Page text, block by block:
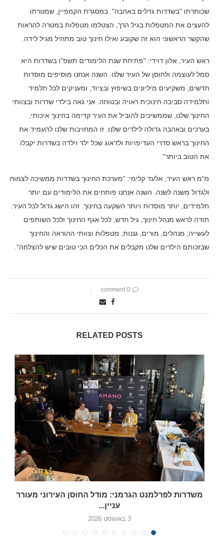
שכותרתו "בשדרות גדלים באהבה". במסגרת הקמפיין, שמטרתו
להעצים את המטפלות בגיל הרך, הצטלמו מטפלות במטרה להראות
שהקשר הראשוני הוא זה שקובע ואילו חינוך טוב מתחיל מגיל לידה.
ראש העיר, אלון דוידי: "פתיחת שנת הלימודים תשפ"ו בשדרות היא
סמל לעוצמה ולחוסן של העיר שלנו. השנה אנחנו מוסיפים מוסדות
חדשים, משקיעים מיליונים בשיפוץ ובציוד, ומעניקים לכל תלמיד
ותלמידה סביבה חינוכית ראויה ובטוחה. אני גאה בילדי שדרות ובצוותי
החינוך שלנו, שממשיכים להוביל את העיר קדימה בחינוך איכותי,
בערכים ובאהבה גדולה לילדים שלנו. זו המחויבות שלנו להעמיד את
החינוך בראש סדרי העדיפויות ולדאוג שכל ילד וילדה בשדרות יקבלו
את הטוב ביותר".
מ"מ ראש העיר, אלעד קלימי: "מערכת החינוך בשדרות ממשיכה לצמוח
ולגדול משנה לשנה. השנה אנחנו פותחים את הלימודים עם יותר
תלמידים, יותר מוסדות ויותר השקעה בחינוך. זהו הישג גדול לכל העיר.
תודה לראש מנהל חינוך, גיל חדש, לכל אגף החינוך ולכל השותפים
לעשייה; מנהלים, מורים, גננות, מטפלות וצוותי ההוראה והחינוך
שבזכותם הילדים שלנו מקבלים את הכלים הכי טובים שיש להצלחה".
0 comment
RELATED POSTS
משדרות לפרלמנט הגרמני: מודל החוסן העירוני מעורר
עניין...
3 באוגוסט 2026